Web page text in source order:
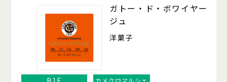
ガトー・ド・ボワイヤー
ジュ
洋菓子
カメクロマルシェ